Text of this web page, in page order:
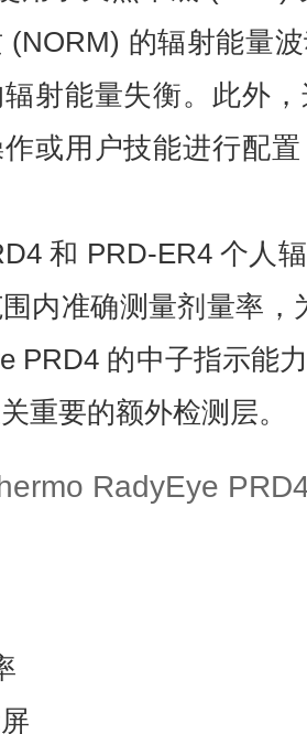
(NORM) 的辐射能量
射能量失衡。此外
或用户技能进行配
和 PRD-ER4 个人
内准确测量剂量率，
PRD4 的中子指示能
重要的额外检测层。